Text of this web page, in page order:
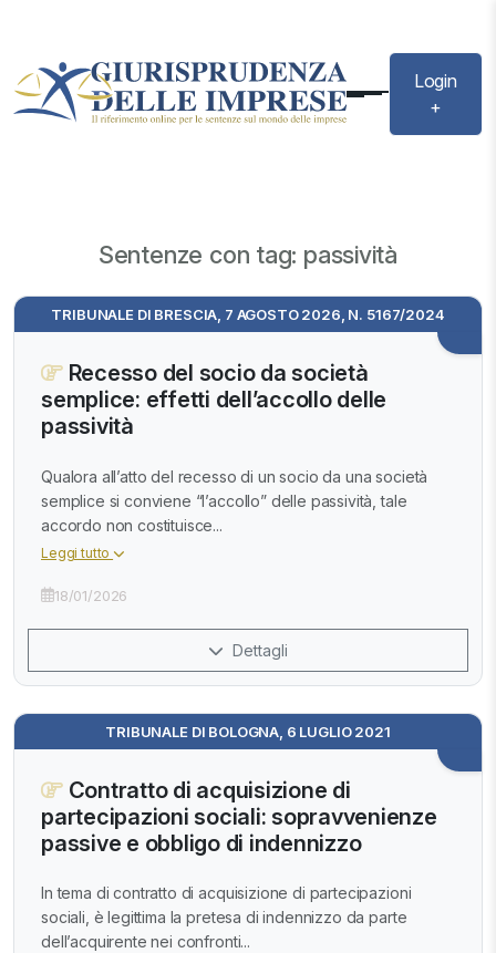
Login
+
Sentenze con tag: passività
TRIBUNALE DI BRESCIA, 7 AGOSTO 2026, N. 5167/2024
Recesso del socio da società
semplice: effetti dell’accollo delle
passività
Qualora all’atto del recesso di un socio da una società
semplice si conviene “l’accollo” delle passività, tale
accordo non costituisce...
Leggi tutto
18/01/2026
Dettagli
TRIBUNALE DI BOLOGNA, 6 LUGLIO 2021
Contratto di acquisizione di
partecipazioni sociali: sopravvenienze
passive e obbligo di indennizzo
In tema di contratto di acquisizione di partecipazioni
sociali, è legittima la pretesa di indennizzo da parte
dell’acquirente nei confronti...